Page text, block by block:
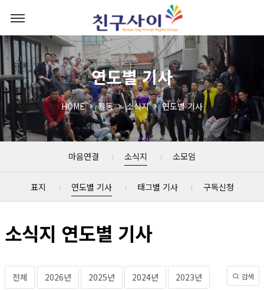
연도별 기사
HOME 활동 소식지 연도별 기사
마음연결 소식지 소모임
표지 연도별 기사 태그별 기사 구독신청
소식지 연도별 기사
전체 2026년 2025년 2024년 2023년 검색